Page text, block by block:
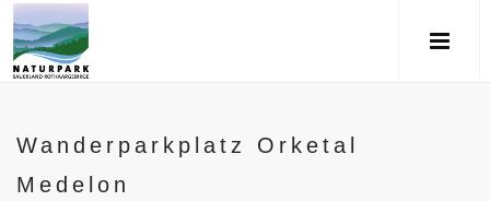
Wanderparkplatz Orketal
Medelon